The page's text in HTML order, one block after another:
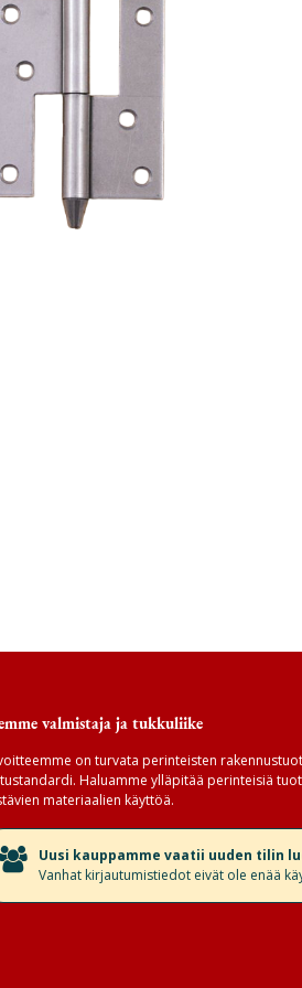
valmistaja ja tukkuliike
on turvata perinteisten
Haluamme ylläpitää perinteisiä
materiaalien käyttöä.
​Uusi kauppamme vaatii uuden tilin
Vanhat kirjautumistiedot eivät ole enää